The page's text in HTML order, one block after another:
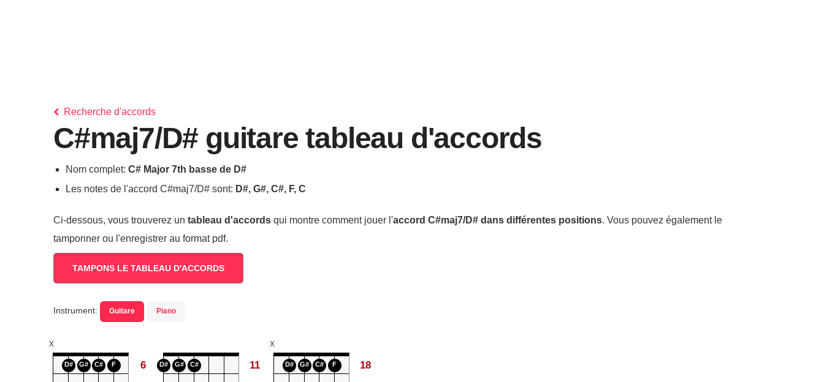
Recherche d'accords
C#maj7/D# guitare tableau d'accords
Nom complet: C# Major 7th basse de D#
Les notes de l'accord C#maj7/D# sont: D#, G#, C#, F, C
Ci-dessous, vous trouverez un tableau d'accords qui montre comment jouer l'accord C#maj7/D# dans différentes positions. Vous pouvez également le
tamponner ou l'enregistrer au format pdf.
TAMPONS LE TABLEAU D'ACCORDS
Instrument: Guitare Piano
D# G# C# F
X
6 D# G# C# 11 D# G# C# F
X
18